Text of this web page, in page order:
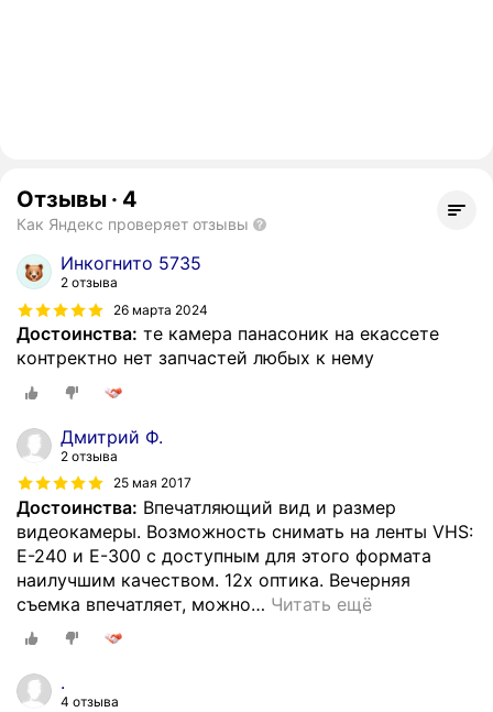
Отзывы · 4
Как Яндекс проверяет отзывы
Инкогнито 5735
2 отзыва
26 марта 2024
Достоинства: те камера панасоник на екассете
контректно нет запчастей любых к нему
Дмитрий Ф.
2 отзыва
25 мая 2017
Достоинства: Впечатляющий вид и размер
видеокамеры. Возможность снимать на ленты VHS:
Е-240 и Е-300 c доступным для этого формата
наилучшим качеством. 12x оптика. Вечерняя
съемка впечатляет, можно… Читать ещё
.
4 отзыва